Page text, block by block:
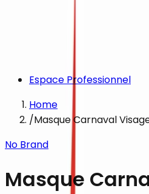
Espace Professionnel
Home
/Masque Carnaval
No Brand
Masque